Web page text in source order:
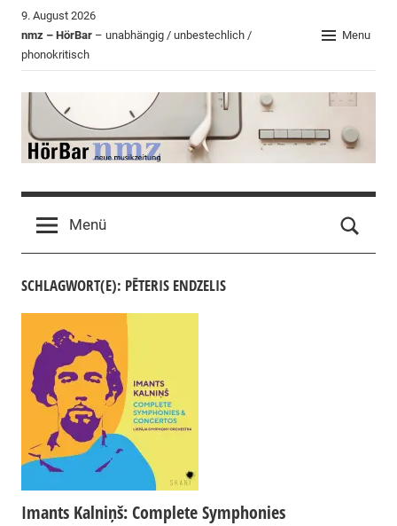
Zum
Inhalt
springen
9. August 2026
nmz – HörBar – unabhängig / unbestechlich /
phonokritisch
Menu
HörBar
der
nmz
Menü
SCHLAGWORT(E): PĒTERIS ENDZELIS
Imants Kalniņš: Complete Symphonies